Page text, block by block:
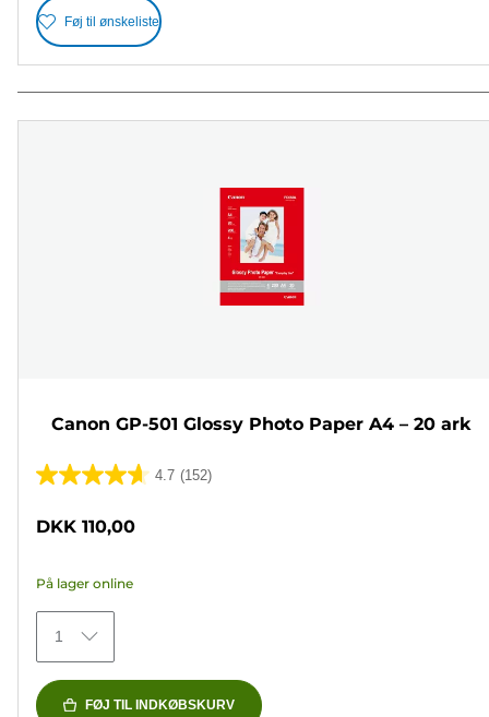
Føj til ønskeliste
Canon GP-501 Glossy Photo Paper A4 – 20 ark
4.7 (152)
4.7
af
stjerner.
152
anmeldelser
DKK 110,00
På lager online
1
FØJ TIL INDKØBSKURV